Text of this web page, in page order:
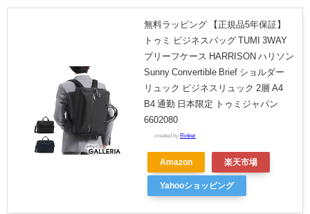
無料ラッピング 【正規品5年保証】
トゥミ ビジネスバッグ TUMI 3WAY
ブリーフケース HARRISON ハリソン
Sunny Convertible Brief ショルダー
リュック ビジネスリュック 2層 A4
B4 通勤 日本限定 トゥミジャパン
6602080
created by Rinker
Amazon 楽天市場
Yahooショッピング